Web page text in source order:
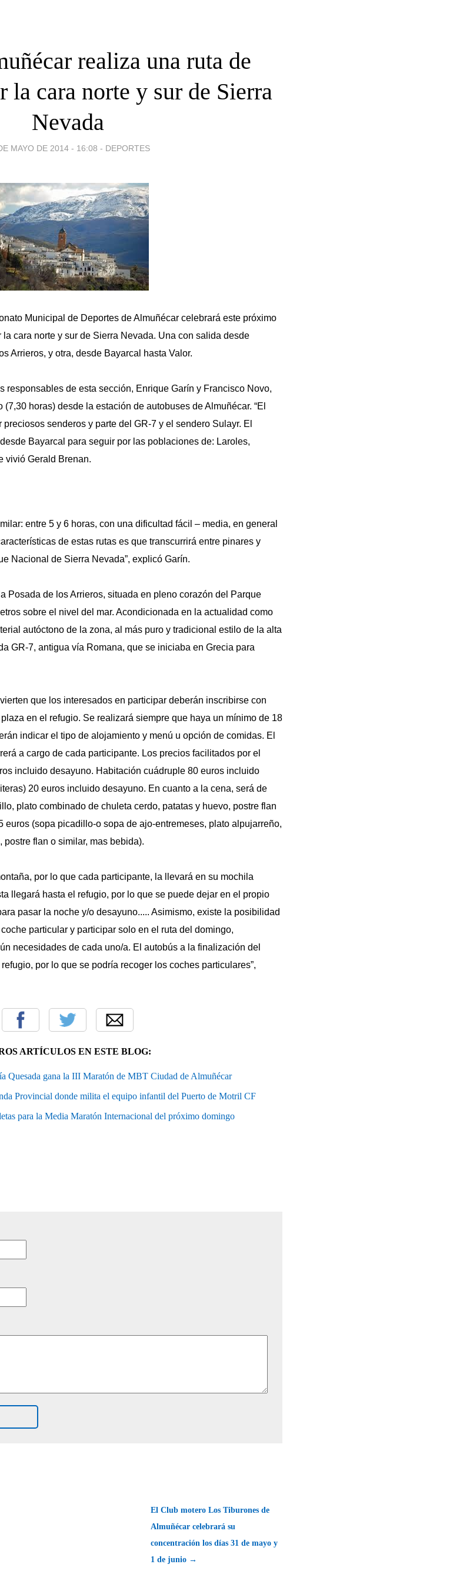
realiza una ruta de
la cara norte y sur de Sierra
Nevada
MAYO DE 2014 - 16:08 - DEPORTES
Municipal de Deportes de Almuñécar celebrará este próximo
cara norte y sur de Sierra Nevada. Una con salida desde
Arrieros, y otra, desde Bayarcal hasta Valor.
responsables de esta sección, Enrique Garín y Francisco Novo,
horas) desde la estación de autobuses de Almuñécar. “El
senderos y parte del GR-7 y el sendero Sulayr. El
Bayarcal para seguir por las poblaciones de: Laroles,
vivió Gerald Brenan.
entre 5 y 6 horas, con una dificultad fácil – media, en general
de estas rutas es que transcurrirá entre pinares y
Nacional de Sierra Nevada”, explicó Garín.
Posada de los Arrieros, situada en pleno corazón del Parque
sobre el nivel del mar. Acondicionada en la actualidad como
autóctono de la zona, al más puro y tradicional estilo de la alta
GR-7, antigua vía Romana, que se iniciaba en Grecia para
que los interesados en participar deberán inscribirse con
en el refugio. Se realizará siempre que haya un mínimo de 18
indicar el tipo de alojamiento y menú u opción de comidas. El
a cargo de cada participante. Los precios facilitados por el
incluido desayuno. Habitación cuádruple 80 euros incluido
20 euros incluido desayuno. En cuanto a la cena, será de
plato combinado de chuleta cerdo, patatas y huevo, postre flan
euros (sopa picadillo-o sopa de ajo-entremeses, plato alpujarreño,
flan o similar, mas bebida).
por lo que cada participante, la llevará en su mochila
llegará hasta el refugio, por lo que se puede dejar en el propio
pasar la noche y/o desayuno..... Asimismo, existe la posibilidad
particular y participar solo en el ruta del domingo,
necesidades de cada uno/a. El autobús a la finalización del
por lo que se podría recoger los coches particulares”,
ARTÍCULOS EN ESTE BLOG:
Quesada gana la III Maratón de MBT Ciudad de Almuñécar
Provincial donde milita el equipo infantil del Puerto de Motril CF
para la Media Maratón Internacional del próximo domingo
El Club motero Los Tiburones de
Almuñécar celebrará su
concentración los días 31 de mayo y
1 de junio →